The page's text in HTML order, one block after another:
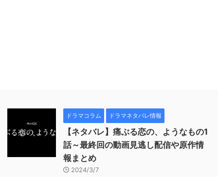
ドラマコラム ドラマネタバレ情報
【ネタバレ】痛ぶる恋の、ようなもの1
話～最終回の動画見逃し配信や原作情
報まとめ
2024/3/7